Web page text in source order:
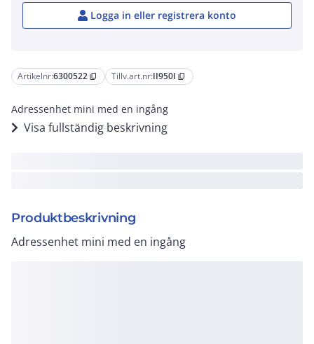
Artikelnr:6300522 content_copy Tillv.art.nr:II950I content_copy
Adressenhet mini med en ingång
Visa fullständig beskrivning
Produktbeskrivning
Adressenhet mini med en ingång
Logga in eller registrera konto